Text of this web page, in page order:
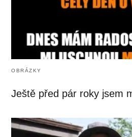
OBRÁZKY
Ještě před pár roky jsem